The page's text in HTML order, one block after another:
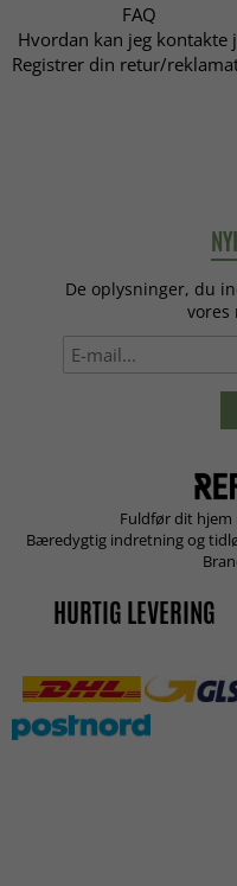
FAQ
Hvordan kan jeg kontakte
Registrer din retur/
De oplysninger, du
vores
Fuldfør dit hjem
Bæredygtig indretning og
HURTIG LEVERING